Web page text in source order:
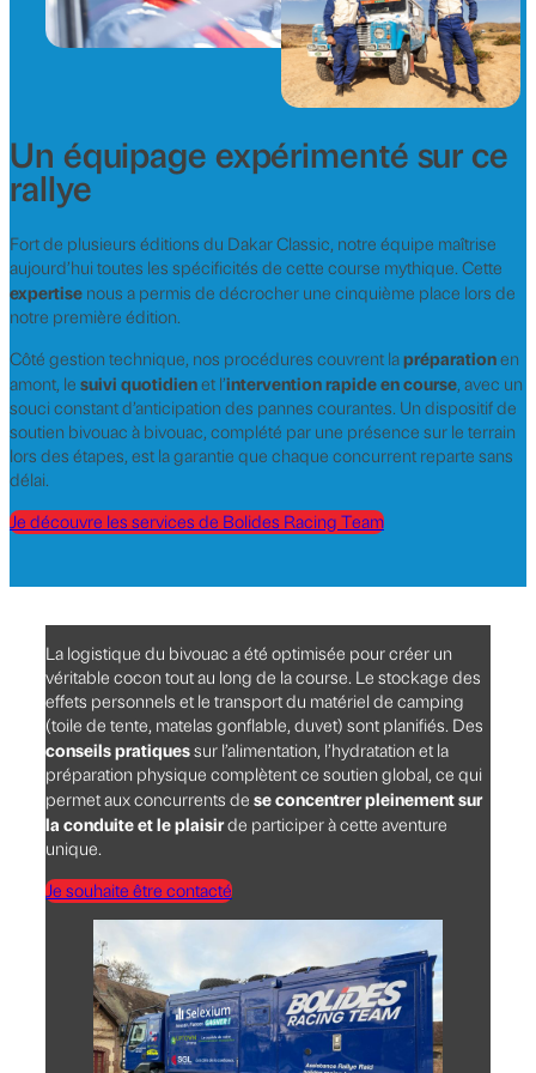
Un équipage expérimenté sur ce
rallye
Fort de plusieurs éditions du Dakar Classic, notre équipe maîtrise
aujourd’hui toutes les spécificités de cette course mythique. Cette
expertise nous a permis de décrocher une cinquième place lors de
notre première édition.
Côté gestion technique, nos procédures couvrent lapréparationen
amont, le suivi quotidienet l’intervention rapide en course, avec un
souci constant d’anticipation des pannes courantes. Un dispositif de
soutien bivouac à bivouac, complété par une présence sur le terrain
lors des étapes, est la garantie que chaque concurrent reparte sans
délai.
Je découvre les services de Bolides Racing Team
La logistique du bivouac a été optimisée pour créer un
véritable cocon tout au long de la course. Le stockage des
effets personnels et le transport du matériel de camping
(toile de tente, matelas gonflable, duvet) sont planifiés. Des
conseils pratiquessur l’alimentation, l’hydratation et la
préparation physique complètent ce soutien global, ce qui
permet aux concurrents de se concentrer pleinement sur
la conduite et le plaisirde participer à cette aventure
unique.
Je souhaite être contacté